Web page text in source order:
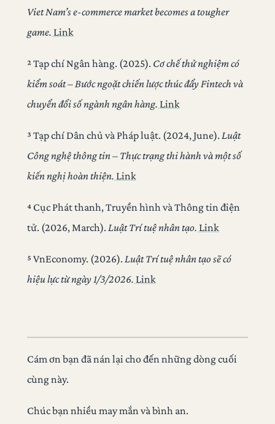
Viet Nam’s e-commerce market becomes a tougher
game. Link
² Tạp chí Ngân hàng. (2025). Cơ chế thử nghiệm có
kiểm soát – Bước ngoặt chiến lược thúc đẩy Fintech và
chuyển đổi số ngành ngân hàng. Link
³ Tạp chí Dân chủ và Pháp luật. (2024, June). Luật
Công nghệ thông tin – Thực trạng thi hành và một số
kiến nghị hoàn thiện. Link
⁴ Cục Phát thanh, Truyền hình và Thông tin điện
tử. (2026, March). Luật Trí tuệ nhân tạo. Link
⁵ VnEconomy. (2026). Luật Trí tuệ nhân tạo sẽ có
hiệu lực từ ngày 1/3/2026. Link
Cám ơn bạn đã nán lại cho đến những dòng cuối
cùng này.
Chúc bạn nhiều may mắn và bình an.